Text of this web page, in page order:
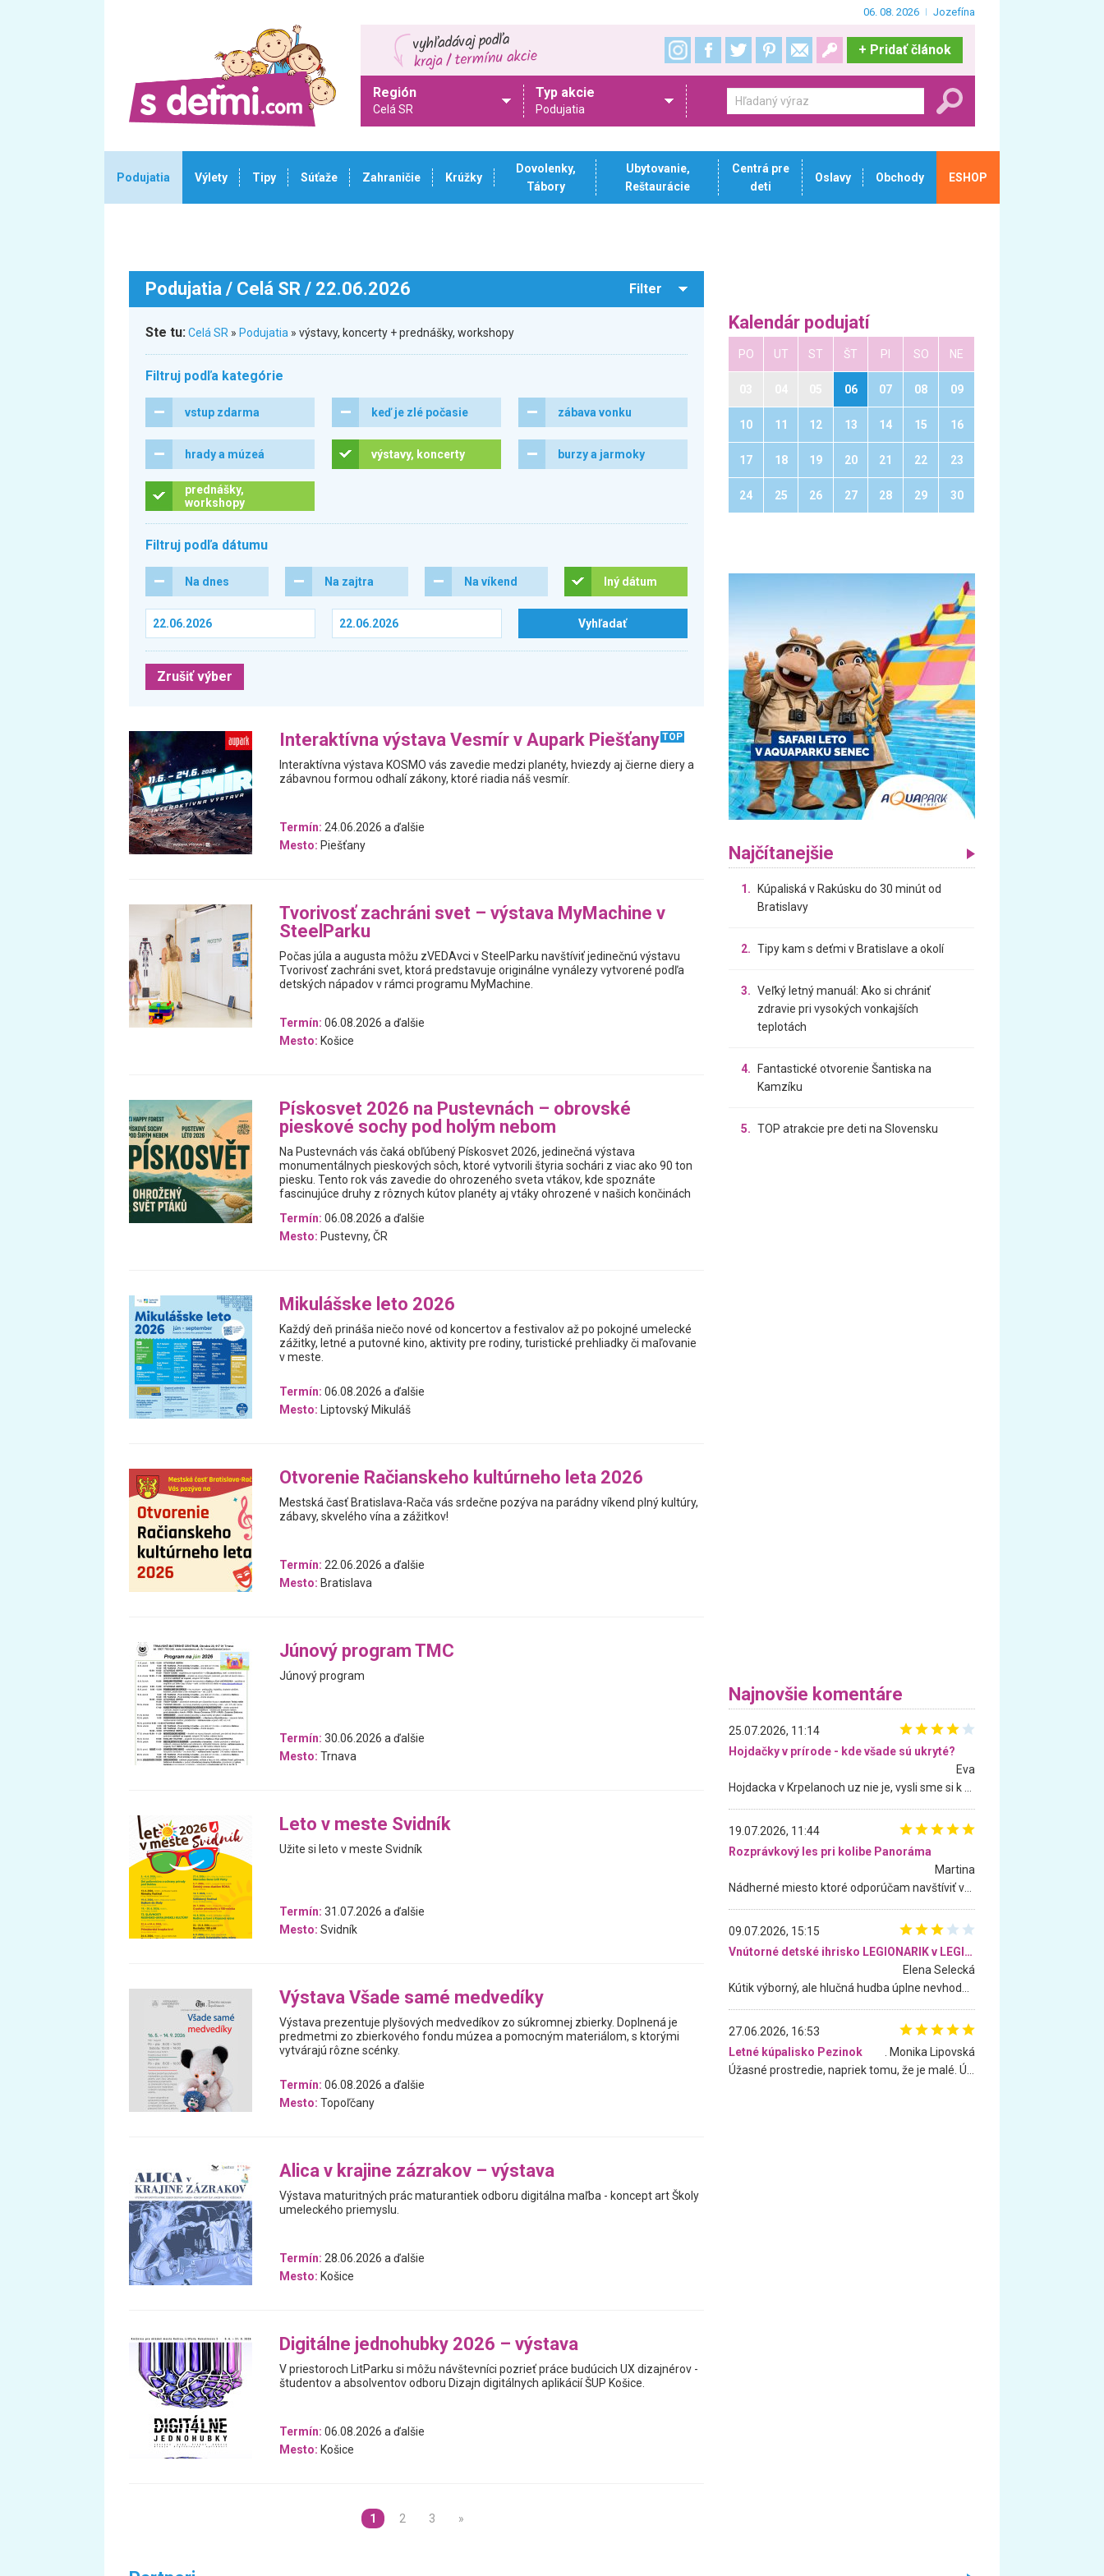
06. 08. 2026 Jozefína
+ Pridať článok
Región
Celá SR
Typ akcie
Podujatia
Podujatia Výlety Tipy Súťaže Zahraničie Krúžky
Dovolenky,
Tábory
Ubytovanie,
Reštaurácie
Centrá pre
deti
Oslavy Obchody ESHOP
Podujatia / Celá SR / 22.06.2026 Filter
Ste tu:Celá SR » Podujatia » výstavy, koncerty + prednášky, workshopy
Filtruj podľa kategórie
vstup zdarma keď je zlé počasie zábava vonku
hrady a múzeá výstavy, koncerty burzy a jarmoky
prednášky,
workshopy
Filtruj podľa dátumu
Na dnes Na zajtra Na víkend Iný dátum
Zrušiť výber
Interaktívna výstava Vesmír v Aupark Piešťany TOP
Interaktívna výstava KOSMO vás zavedie medzi planéty, hviezdy aj čierne diery a
zábavnou formou odhalí zákony, ktoré riadia náš vesmír.
Termín: 24.06.2026 a ďalšie
Mesto: Piešťany
Tvorivosť zachráni svet – výstava MyMachine v
SteelParku
Počas júla a augusta môžu zVEDAvci v SteelParku navštíviť jedinečnú výstavu
Tvorivosť zachráni svet, ktorá predstavuje originálne vynálezy vytvorené podľa
detských nápadov v rámci programu MyMachine.
Termín: 06.08.2026 a ďalšie
Mesto: Košice
Pískosvet 2026 na Pustevnách – obrovské
pieskové sochy pod holým nebom
Na Pustevnách vás čaká obľúbený Pískosvet 2026, jedinečná výstava
monumentálnych pieskových sôch, ktoré vytvorili štyria sochári z viac ako 90 ton
piesku. Tento rok vás zavedie do ohrozeného sveta vtákov, kde spoznáte
fascinujúce druhy z rôznych kútov planéty aj vtáky ohrozené v našich končinách
Termín: 06.08.2026 a ďalšie
Mesto: Pustevny, ČR
Mikulášske leto 2026
Každý deň prináša niečo nové od koncertov a festivalov až po pokojné umelecké
zážitky, letné a putovné kino, aktivity pre rodiny, turistické prehliadky či maľovanie
v meste.
Termín: 06.08.2026 a ďalšie
Mesto: Liptovský Mikuláš
Otvorenie Račianskeho kultúrneho leta 2026
Mestská časť Bratislava-Rača vás srdečne pozýva na parádny víkend plný kultúry,
zábavy, skvelého vína a zážitkov!
Termín: 22.06.2026 a ďalšie
Mesto: Bratislava
Júnový program TMC
Júnový program
Termín: 30.06.2026 a ďalšie
Mesto: Trnava
Leto v meste Svidník
Užite si leto v meste Svidník
Termín: 31.07.2026 a ďalšie
Mesto: Svidník
Výstava Všade samé medvedíky
Výstava prezentuje plyšových medvedíkov zo súkromnej zbierky. Doplnená je
predmetmi zo zbierkového fondu múzea a pomocným materiálom, s ktorými
vytvárajú rôzne scénky.
Termín: 06.08.2026 a ďalšie
Mesto: Topoľčany
Alica v krajine zázrakov – výstava
Výstava maturitných prác maturantiek odboru digitálna maľba - koncept art Školy
umeleckého priemyslu.
Termín: 28.06.2026 a ďalšie
Mesto: Košice
Digitálne jednohubky 2026 – výstava
V priestoroch LitParku si môžu návštevníci pozrieť práce budúcich UX dizajnérov -
študentov a absolventov odboru Dizajn digitálnych aplikácií ŠUP Košice.
Termín: 06.08.2026 a ďalšie
Mesto: Košice
1 2 3 »
Kalendár podujatí
PO UT ST ŠT PI SO NE
06 07 08 09
10 11 12 13 14 15 16
17 18 19 20 21 22 23
24 25 26 27 28 29 30
Najčítanejšie
1.
Kúpaliská v Rakúsku do 30 minút od
Bratislavy
2. Tipy kam s deťmi v Bratislave a okolí
3. Veľký letný manuál: Ako si chrániť
zdravie pri vysokých vonkajších
teplotách
4.
Fantastické otvorenie Šantiska na
Kamzíku
5. TOP atrakcie pre deti na Slovensku
Najnovšie komentáre
25.07.2026, 11:14
Hojdačky v prírode - kde všade sú ukryté?
Eva
19.07.2026, 11:44
Rozprávkový les pri kolibe Panoráma
Martina
09.07.2026, 15:15
Vnútorné detské ihrisko LEGIONARIK v LEGIA Fitness
Elena Selecká
27.06.2026, 16:53
Letné kúpalisko Pezinok
. Monika Lipovská